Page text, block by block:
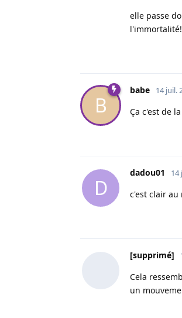
elle passe
B
babe 14 juil.
Ça c'est de
D
dadou01 14
c'est clair au
[supprimé]
Cela
un